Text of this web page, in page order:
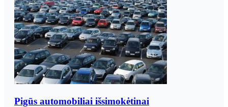
Pigūs automobiliai išsimokėtinai